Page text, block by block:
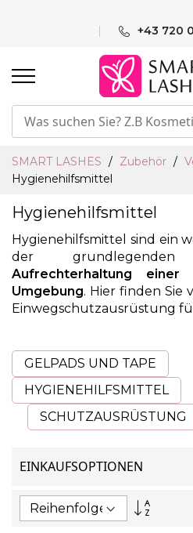
+43 720
SMART LASHES Zubehör
Hygienehilfsmittel
Hygienehilfsmittel
Hygienehilfsmittel sind ein
der
Aufrechterhaltung einer
Umgebung. Hier finden Sie
Einwegschutzausrüstung
GELPADS UND TAPE
HYGIENEHILFSMITTEL
SCHUTZAUSRÜSTUNG
EINKAUFSOPTIONEN